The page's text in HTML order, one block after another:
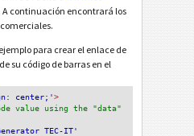
A continuación encontrará los
para crear el enlace de
su código de barras en el
center;'>
value using the "data"
TEC-IT'